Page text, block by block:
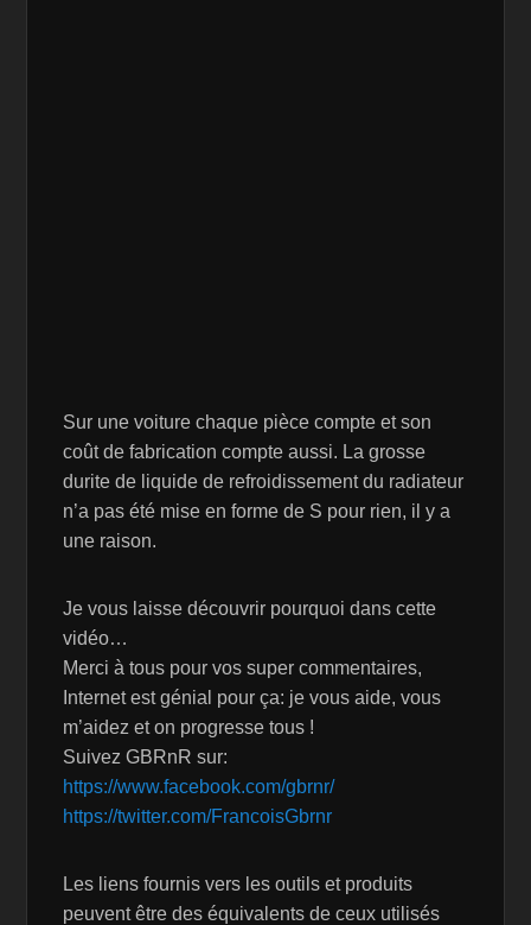
Sur une voiture chaque pièce compte et son
coût de fabrication compte aussi. La grosse
durite de liquide de refroidissement du radiateur
n’a pas été mise en forme de S pour rien, il y a
une raison.
Je vous laisse découvrir pourquoi dans cette
vidéo…
Merci à tous pour vos super commentaires,
Internet est génial pour ça: je vous aide, vous
m’aidez et on progresse tous !
Suivez GBRnR sur:
https://www.facebook.com/gbrnr/
https://twitter.com/FrancoisGbrnr
Les liens fournis vers les outils et produits
peuvent être des équivalents de ceux utilisés